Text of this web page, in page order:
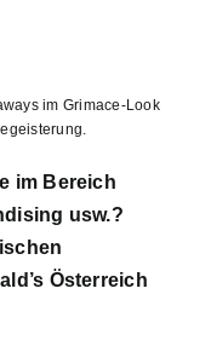
im Grimace-Look
im Bereich
usw.?
Österreich